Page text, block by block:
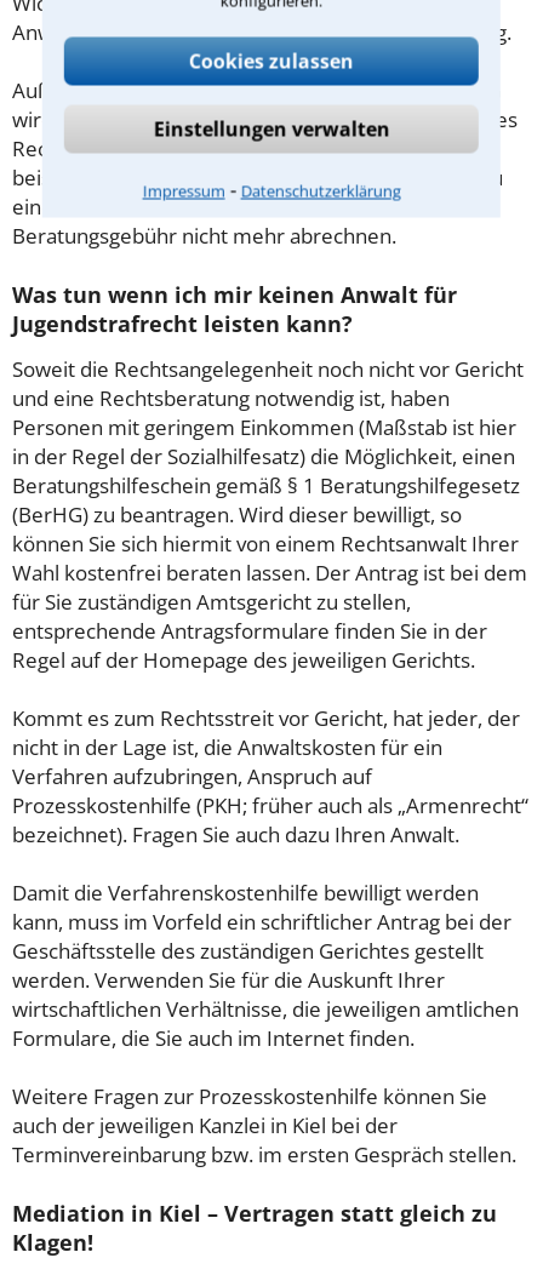
Cookies zulassen
Einstellungen verwalten
Impressum ⁃ Datenschutzerklärung
Anwalt aus Kiel schon zu Beginn der ersten Beratung.
Außerdem gut zu wissen: Gemäß § 34 Absatz 2 RVG
wird die Beratungsgebühr auf weitere Tätigkeiten des
Rechtsanwalts angerechnet. Sollte es also
beispielsweise aufgrund des Beratungsgesprächs zu
einem Prozess kommen, so kann der Anwalt diese
Beratungsgebühr nicht mehr abrechnen.
Was tun wenn ich mir keinen Anwalt für
Jugendstrafrecht leisten kann?
Soweit die Rechtsangelegenheit noch nicht vor Gericht
und eine Rechtsberatung notwendig ist, haben
Personen mit geringem Einkommen (Maßstab ist hier
in der Regel der Sozialhilfesatz) die Möglichkeit, einen
Beratungshilfeschein gemäß § 1 Beratungshilfegesetz
(BerHG) zu beantragen. Wird dieser bewilligt, so
können Sie sich hiermit von einem Rechtsanwalt Ihrer
Wahl kostenfrei beraten lassen. Der Antrag ist bei dem
für Sie zuständigen Amtsgericht zu stellen,
entsprechende Antragsformulare finden Sie in der
Regel auf der Homepage des jeweiligen Gerichts.
Kommt es zum Rechtsstreit vor Gericht, hat jeder, der
nicht in der Lage ist, die Anwaltskosten für ein
Verfahren aufzubringen, Anspruch auf
Prozesskostenhilfe (PKH; früher auch als „Armenrecht“
bezeichnet). Fragen Sie auch dazu Ihren Anwalt.
Damit die Verfahrenskostenhilfe bewilligt werden
kann, muss im Vorfeld ein schriftlicher Antrag bei der
Geschäftsstelle des zuständigen Gerichtes gestellt
werden. Verwenden Sie für die Auskunft Ihrer
wirtschaftlichen Verhältnisse, die jeweiligen amtlichen
Formulare, die Sie auch im Internet finden.
Weitere Fragen zur Prozesskostenhilfe können Sie
auch der jeweiligen Kanzlei in Kiel bei der
Terminvereinbarung bzw. im ersten Gespräch stellen.
Mediation in Kiel – Vertragen statt gleich zu
Klagen!